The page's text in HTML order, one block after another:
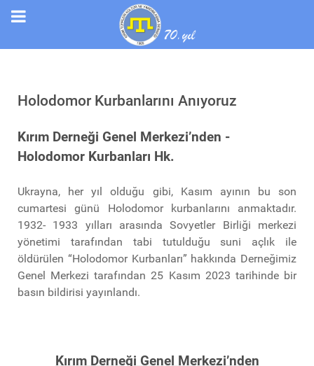
Holodomor Kurbanlarını Anıyoruz
Kırım Derneği Genel Merkezi’nden -
Holodomor Kurbanları Hk.
Ukrayna, her yıl olduğu gibi, Kasım ayının bu son
cumartesi günü Holodomor kurbanlarını anmaktadır.
1932- 1933 yılları arasında Sovyetler Birliği merkezi
yönetimi tarafından tabi tutulduğu suni açlık ile
öldürülen “Holodomor Kurbanları” hakkında Derneğimiz
Genel Merkezi tarafından 25 Kasım 2023 tarihinde bir
basın bildirisi yayınlandı.
Kırım Derneği Genel Merkezi’nden